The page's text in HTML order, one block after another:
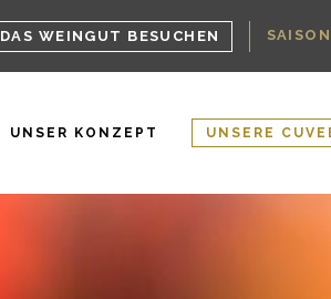
DAS WEINGUT BESUCHEN
UNSER KONZEPT UNSERE